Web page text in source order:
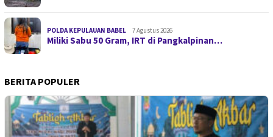
POLDA KEPULAUAN BABEL 7 Agustus 2026
Miliki Sabu 50 Gram, IRT di Pangkalpinan…
BERITA POPULER